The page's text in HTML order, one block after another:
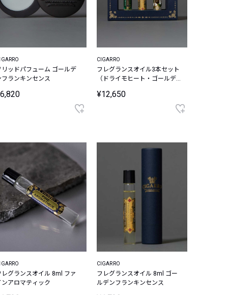
リッドパフューム ゴールデ
フランキンセンス
CIGARRO
フレグランスオイル3本セット
（ドライモヒート・ゴールデ
ルーツ）
¥12,650
レグランスオイル 8ml ファ
ンアロマティック
CIGARRO
フレグランスオイル 8ml ゴー
ルデンフランキンセンス